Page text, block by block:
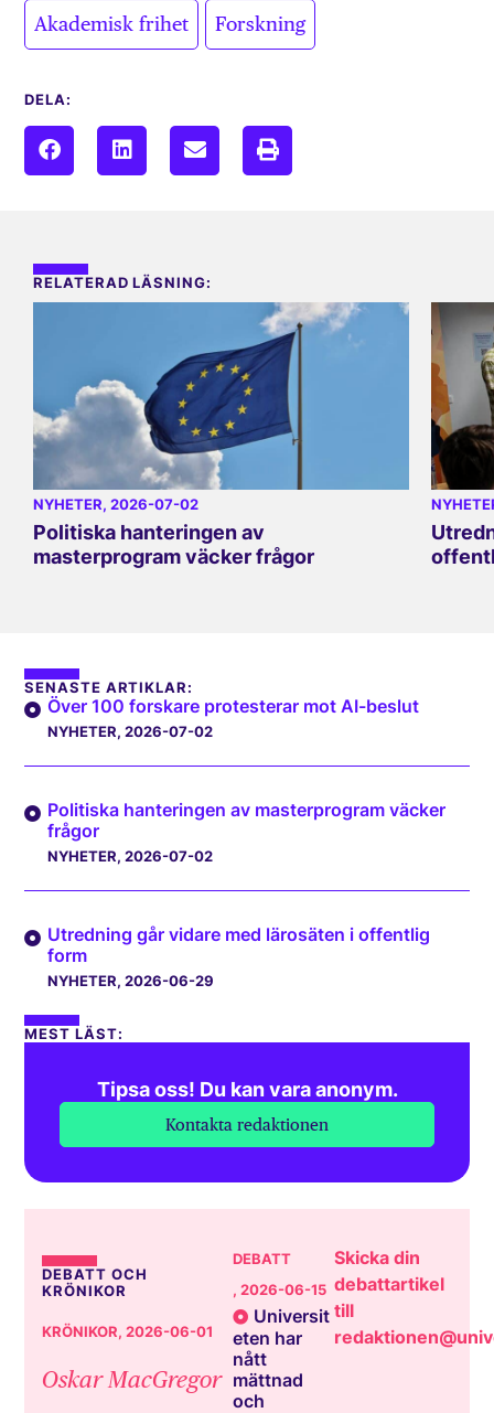
Akademisk frihet Forskning
DELA:
RELATERAD LÄSNING:
NYHETER, 2026-07-02
Politiska hanteringen av
masterprogram väcker frågor
SENASTE ARTIKLAR:
Över 100 forskare protesterar mot AI-beslut
NYHETER, 2026-07-02
Politiska hanteringen av masterprogram väcker
frågor
NYHETER, 2026-07-02
Utredning går vidare med lärosäten i offentlig
form
NYHETER, 2026-06-29
MEST LÄST:
Tipsa oss! Du kan vara anonym.
Kontakta redaktionen
DEBATT OCH
KRÖNIKOR
KRÖNIKOR, 2026-06-01
Oskar MacGregor
DEBATT
, 2026-06-15
Universit
eten har
nått
mättnad
och
Skicka din
debattartikel
till